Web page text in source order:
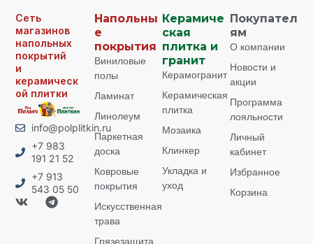
Сеть
магазинов
напольных
покрытий
и
керамическ
ой плитки
info@polplitkin.ru
+7 983
191 21 52
+7 913
543 05 50
Напольны
е
покрытия
Виниловые
полы
Ламинат
Линолеум
Паркетная
доска
Ковровые
покрытия
Искусственная
трава
Керамиче
ская
плитка и
гранит
Керамогранит
Керамическая
плитка
Мозаика
Клинкер
Укладка и
уход
Покупател
ям
О компании
Новости и
акции
Программа
лояльности
Личный
кабинет
Избранное
Корзина